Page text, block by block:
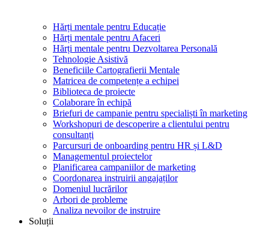
Hărți mentale pentru Educație
Hărți mentale pentru Afaceri
Hărți mentale pentru Dezvoltarea Personală
Tehnologie Asistivă
Beneficiile Cartografierii Mentale
Matricea de competențe a echipei
Biblioteca de proiecte
Colaborare în echipă
Briefuri de campanie pentru specialiști în marketing
Workshopuri de descoperire a clientului pentru
consultanți
Parcursuri de onboarding pentru HR și L&D
Managementul proiectelor
Planificarea campaniilor de marketing
Coordonarea instruirii angajaților
Domeniul lucrărilor
Arbori de probleme
Analiza nevoilor de instruire
Soluții